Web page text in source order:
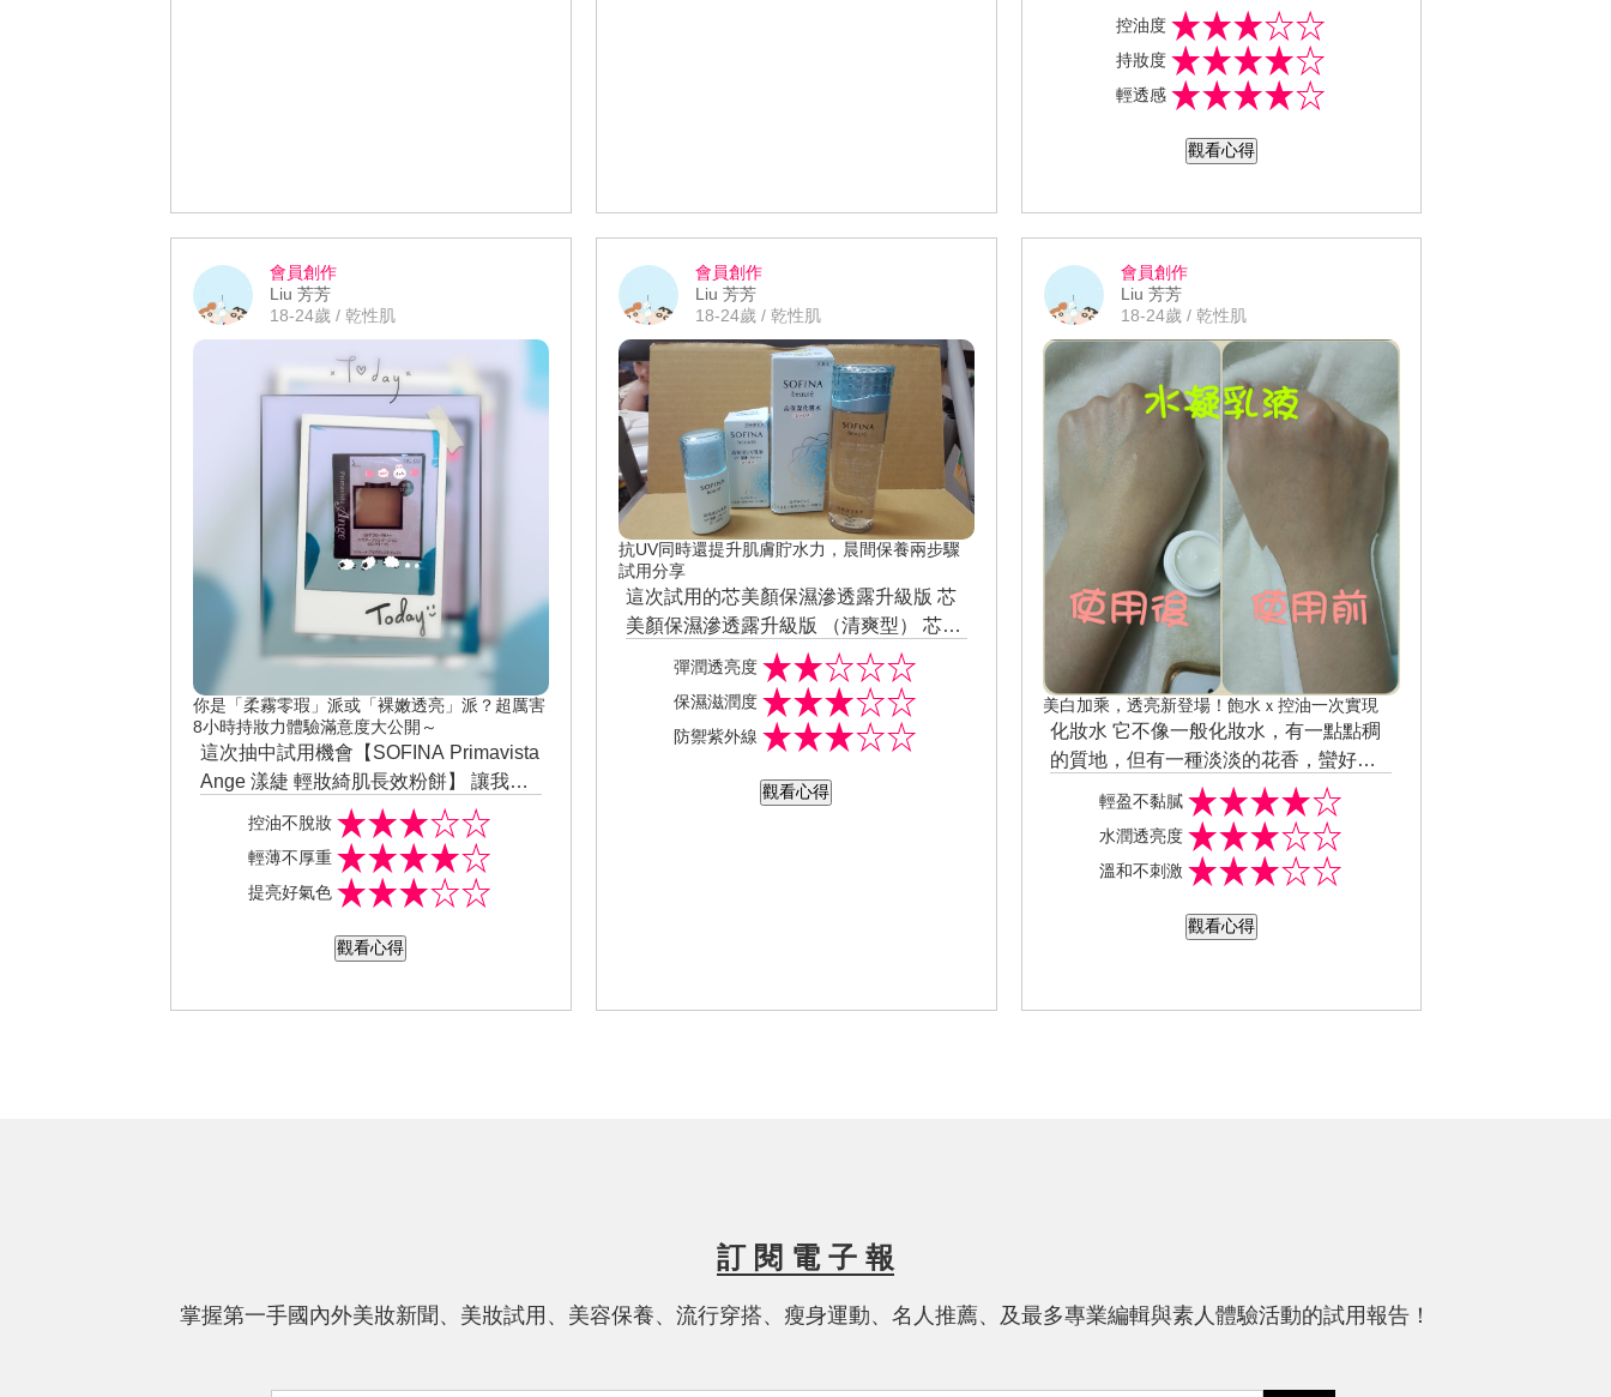
水~活動結束剛下飛輪時，覺得腳變的輕
飄飄，感覺走起路都不穩~ 晚上看電視還
抬腳、按摩，也怕睡覺時會抽筋...也怕隔
天會鐵腿、酸痛呢~~ 隔天腳不覺得有痠
痛，反而是肩膀酸痛... 如果未來有類似
的課程，我希望有機會可以體驗瑜珈或
空中瑜珈~ (對瑜珈蠻有興趣的~~)希望還
能參加一些運動的課程。 感謝美周報舉
辦的活動，還貼心準備精緻甜點餐盒及S
ofina的旅行組試用品~~
很自然，感覺膚質也升級了~ 粉餅質地很
細遮瑕度也很高，本身膚色偏白，所以
覺得色號對我來說太深了...
控油度
持妝度
輕透感
觀看心得
會員創作
Liu 芳芳
18-24歲 / 乾性肌
你是「柔霧零瑕」派或「裸嫩透亮」派？超厲害
8小時持妝力體驗滿意度大公開～
這次抽中試用機會【SOFINA Primavista
Ange 漾緁 輕妝綺肌長效粉餅】 讓我覺
得 Sofina 很好用，好上妝，妝感效果常
不容易脫妝~~ 粉質很細緻，不僅細緻無
負擔，不會影響遮瑕度；而且很服貼~ 只
輕薄擦上一層，效果還不錯，自然不厚
控油不脫妝
輕薄不厚重
提亮好氣色
觀看心得
會員創作
Liu 芳芳
18-24歲 / 乾性肌
抗UV同時還提升肌膚貯水力，晨間保養兩步驟
試用分享
這次試用的芯美顏保濕滲透露升級版 芯
美顏保濕滲透露升級版 （清爽型） 芯美
顏保濕日間防禦乳升級版（清爽型）
芯美顏保濕滲透露用起來很清爽保濕，
非常適合在炎熱的夏季做使用。 瓶身透
明，蓋子包裝搭配淺藍色鑽石切割面，
整體給人感覺很有設計感~ 觸感輕盈保
不穩定時使用仍然不會刺激。 用完皮膚
若想要讓這種保水感更為持久維持，後
續一定要搭配乳液使用喔。 這瓶滲透露
上、一層吸收進再上一層~~ 不會油膩...
彈潤透亮度
保濕滋潤度
防禦紫外線
觀看心得
會員創作
Liu 芳芳
18-24歲 / 乾性肌
美白加乘，透亮新登場！飽水ｘ控油一次實現
化妝水 它不像一般化妝水，有一點點稠
的質地，但有一種淡淡的花香，蠻好聞
的~ 用在臉上雖然清爽~保濕度很好、吸
收又快速，使用後肌膚也不會黏膩。 水
凝乳液 用起來質地是透明白色的凝凍狀~
好特別唷!! 乳液我都是晚上來做使用，所
清爽又保水，擦完一點也不黏。
輕盈不黏膩
水潤透亮度
溫和不刺激
觀看心得
訂 閱 電 子 報
掌握第一手國內外美妝新聞、美妝試用、美容保養、流行穿搭、瘦身運動、名人推薦、及最多專業編輯與素人體驗活動的試用報告！